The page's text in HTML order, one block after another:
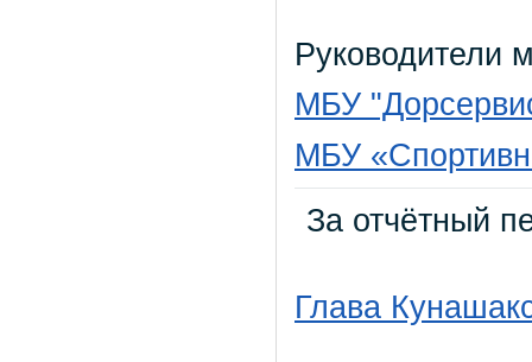
Руководители
МБУ
МБУ
За отчётный
Глава